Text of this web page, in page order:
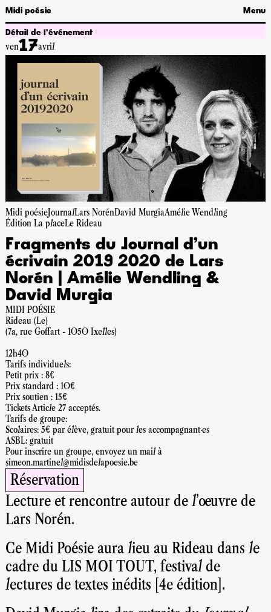
Midi poésie Menu
Détail de l’événement
ven17avril
Midi poésieJournalLars NorénDavid MurgiaAmélie Wendling
Édition La placeLe Rideau
Fragments du Journal d’un
écrivain 2019 2020 de Lars
Norén | Amélie Wendling &
David Murgia
MIDI POÉSIE
Rideau (Le)
(7a, rue Goffart - 1050 Ixelles)
12h40
Tarifs individuels:
Petit prix : 8€
Prix standard : 10€
Prix soutien : 15€
Tickets Article 27 acceptés.
Tarifs de groupe:
Scolaires: 5€ par élève, gratuit pour les accompagnant·es
ASBL: gratuit
Pour inscrire un groupe, envoyez un mail à
simeon.martinel@midisdelapoesie.be
Réservation
Lecture et rencontre autour de l’œuvre de
Lars Norén.
Ce Midi Poésie aura lieu au Rideau dans le
cadre du LIS MOI TOUT, festival de
lectures de textes inédits [4e édition].